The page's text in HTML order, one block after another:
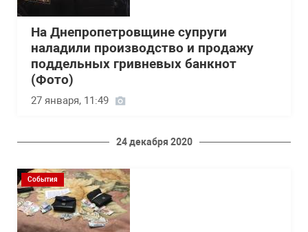
На Днепропетровщине супруги
наладили производство и продажу
поддельных гривневых банкнот
(Фото)
27 января, 11:49
24 декабря 2020
События